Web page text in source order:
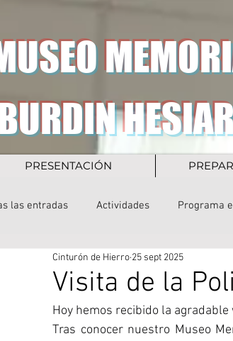
PRESENTACIÓN
las entradas Actividades Programa
Visita de la
Cinturón de Hierro 25 sept 2025
Hoy hemos recibido la
Tras conocer nuestro Museo